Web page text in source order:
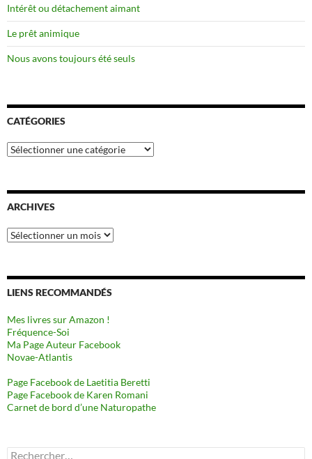
Intérêt ou détachement aimant
Le prêt animique
Nous avons toujours été seuls
CATÉGORIES
Catégories
ARCHIVES
Archives
LIENS RECOMMANDÉS
Mes livres sur Amazon !
Fréquence-Soi
Ma Page Auteur Facebook
Novae-Atlantis
Page Facebook de Laetitia Beretti
Page Facebook de Karen Romani
Carnet de bord d’une Naturopathe
Rechercher :